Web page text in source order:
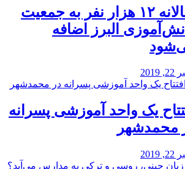
️سالانه ۱۲ هزار نفر به جمعیت
البرز اضافه
یک واحد آموزشی پسرانه
محمدشهر